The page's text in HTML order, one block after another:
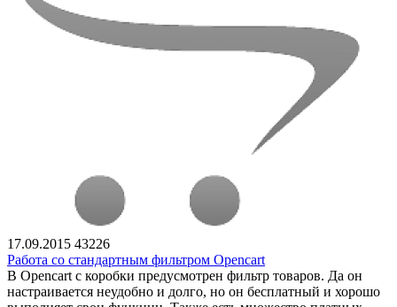
17.09.2015 43226
Работа со стандартным фильтром Opencart
В Opencart с коробки предусмотрен фильтр товаров. Да он
настраивается неудобно и долго, но он бесплатный и хорошо